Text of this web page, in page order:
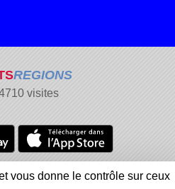
REGIONS
visites
Gestion des cookies
vous donne le contrôle sur ceux